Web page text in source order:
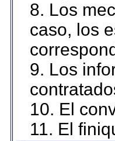
8. Los
caso, los
9. Los
10. El
11. El